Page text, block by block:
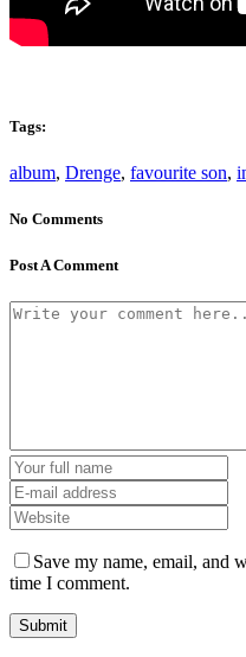
Tags:
album, Drenge, favourite son,
No Comments
Post A Comment
Save my name, email, and
time I comment.